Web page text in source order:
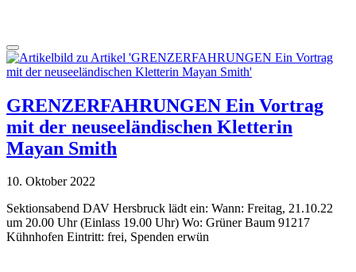
GRENZERFAHRUNGEN Ein Vortrag
mit der neuseeländischen Kletterin
Mayan Smith
10. Oktober 2022
Sektionsabend DAV Hersbruck lädt ein: Wann: Freitag, 21.10.22
um 20.00 Uhr (Einlass 19.00 Uhr) Wo: Grüner Baum 91217
Kühnhofen Eintritt: frei, Spenden erwün